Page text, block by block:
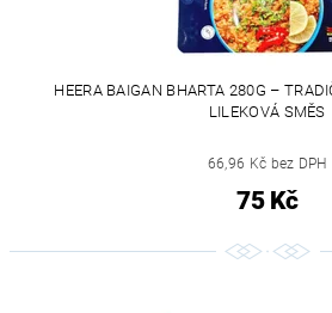
HEERA BAIGAN BHARTA 280G –
LILEKOVÁ SMĚS
66,96 Kč bez DPH
75 Kč